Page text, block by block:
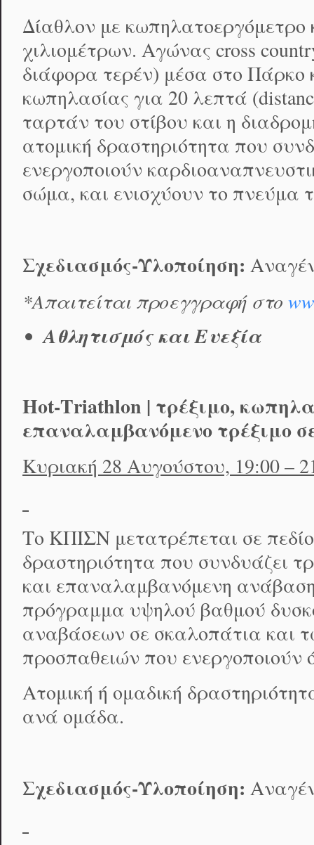
Δίαθλον με
χιλιομέτρων. Αγώνας cross
διάφορα τερέν) μέσα στο Πάρκο
κωπηλασίας για 20 λεπτά
ταρτάν του στίβου και η
ατομική δραστηριότητα που
ενεργοποιούν
σώμα, και ενισχύουν το πνεύμα
Σχεδιασμός-Υλοποίηση:
*Απαιτείται προεγγραφή στο
Αθλητισμός και Ευεξία
Hot-Τriathlon | τρέξιμο,
επαναλαμβανόμενο τρέξιμο
Κυριακή 28 Αυγούστου, 19:00 –
Το ΚΠΙΣΝ μετατρέπεται σε
δραστηριότητα που συνδυάζει
και επαναλαμβανόμενη
πρόγραμμα υψηλού βαθμού
αναβάσεων σε σκαλοπάτια και
προσπαθειών που ενεργοποιούν
Ατομική ή ομαδική
ανά ομάδα.
Σχεδιασμός-Υλοποίηση: